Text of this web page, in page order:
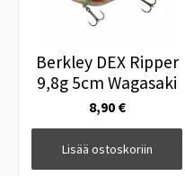
Berkley DEX Ripper
9,8g 5cm Wagasaki
8,90 €
Lisää ostoskoriin